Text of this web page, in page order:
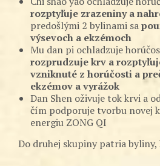
rozptyľuje zrazeniny a
predošlými 2 bylinami sa
výsevoch a ekzémoch
Mu dan pi ochladzuje
rozprudzuje krv a
vzniknuté z horúčosti a
ekzémov a vyrážok
Dan Shen oživuje tok krvi a
čím podporuje tvorbu novej
energiu ZONG QI
Do druhej skupiny patria